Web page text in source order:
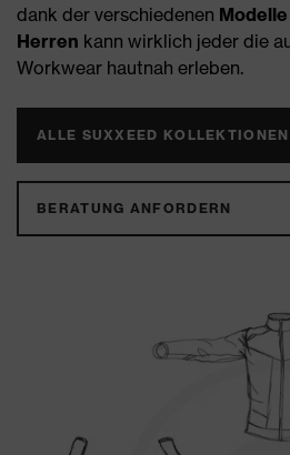
dank der verschiedenen
Herren kann wirklich jeder die
Workwear hautnah erleben.
ALLE SUXXEED
BERATUNG ANFORDERN